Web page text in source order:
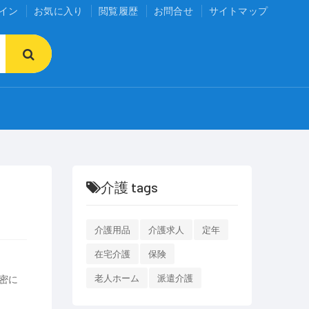
ン お気に入り 閲覧履歴 お問合せ サイトマップ
に
介護 tags
介護用品 介護求人 定年
在宅介護 保険
老人ホーム 派遣介護